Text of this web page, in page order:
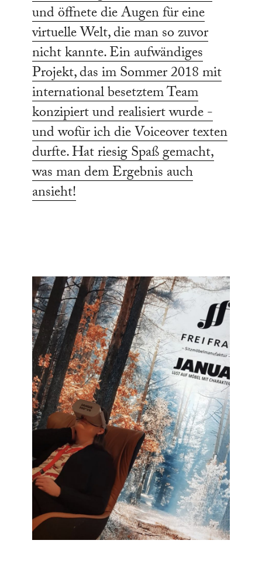
und öffnete die Augen für eine
virtuelle Welt, die man so zuvor
nicht kannte. Ein aufwändiges
Projekt, das im Sommer 2018 mit
international besetztem Team
konzipiert und realisiert wurde -
und wofür ich die Voiceover texten
durfte. Hat riesig Spaß gemacht,
was man dem Ergebnis auch
ansieht!